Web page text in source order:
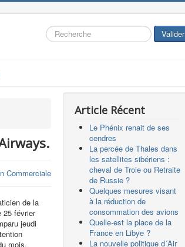
Rechercher Valider
Commerciale
de la
25 février
jeudi
mois.
Article Récent
Le Phénix renait de ses
cendres
La percée de Thales dans
les satellites sibériens :
cheval de Troie ou Retraite
de Russie ?
Quelques mesures visant
à la réduction de
consommation des avions
Quelle-est la place de la
France en Libye ?
La nouvelle politique d´Air